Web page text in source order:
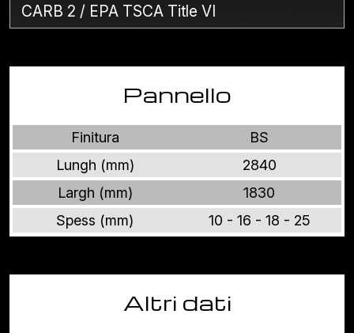
CARB 2 / EPA TSCA Title VI
Pannello
Finitura
BS
Lungh (mm)
2840
Largh (mm)
1830
Spess (mm)
10 - 16 - 18 - 25
Altri dati